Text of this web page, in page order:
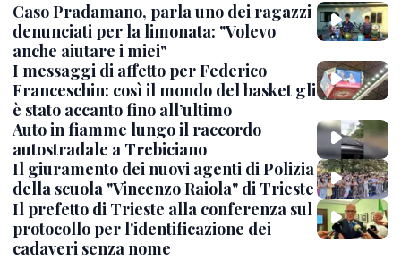
Caso Pradamano, parla uno dei ragazzi
denunciati per la limonata: "Volevo
anche aiutare i miei"
I messaggi di affetto per Federico
Franceschin: così il mondo del basket gli
è stato accanto fino all’ultimo
Auto in fiamme lungo il raccordo
autostradale a Trebiciano
Il giuramento dei nuovi agenti di Polizia
della scuola "Vincenzo Raiola" di Trieste
Il prefetto di Trieste alla conferenza sul
protocollo per l'identificazione dei
cadaveri senza nome